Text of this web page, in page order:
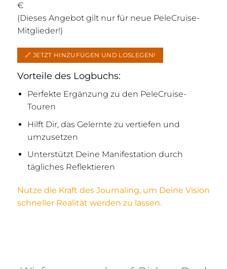
€
(Dieses Angebot gilt nur für neue PeleCruise-
Mitglieder!)
🔗 JETZT HINZUFÜGEN UND LOSLEGEN!
Vorteile des Logbuchs:
Perfekte Ergänzung zu den PeleCruise-
Touren
Hilft Dir, das Gelernte zu vertiefen und
umzusetzen
Unterstützt Deine Manifestation durch
tägliches Reflektieren
Nutze die Kraft des Journaling, um Deine Vision
schneller Realität werden zu lassen.